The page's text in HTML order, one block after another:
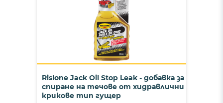
Rislone Jack Oil Stop Leak - добавка за
спиране на течове от хидравлични
крикове тип гущер